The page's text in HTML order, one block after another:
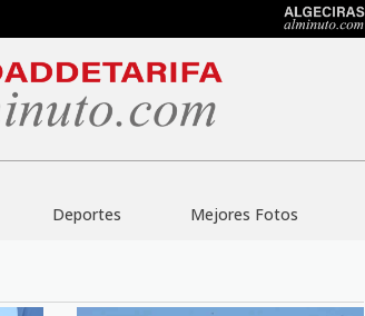
Deportes Mejores Fotos